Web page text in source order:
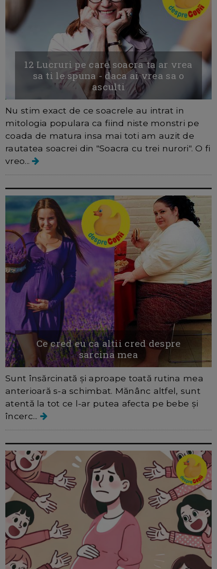
12 Lucruri pe care soacra ta ar vrea
sa ti le spuna - daca ai vrea sa o
asculti
Nu stim exact de ce soacrele au intrat in
mitologia populara ca fiind niste monstri pe
coada de matura insa mai toti am auzit de
rautatea soacrei din "Soacra cu trei nurori". O fi
vreo...
Ce cred eu ca altii cred despre
sarcina mea
Sunt însărcinată și aproape toată rutina mea
anterioară s-a schimbat. Mănânc altfel, sunt
atentă la tot ce l-ar putea afecta pe bebe și
încerc...